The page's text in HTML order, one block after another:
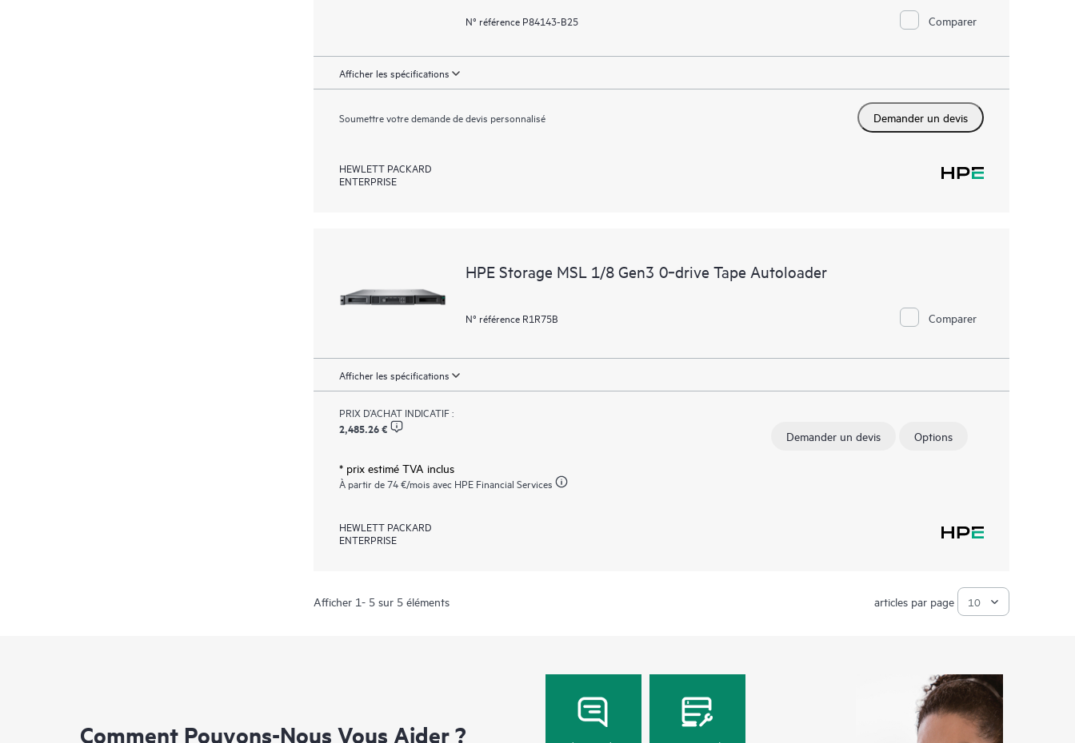
N° référence P84143-B25 Comparer
Afficher les spécifications
Soumettre votre demande de devis personnalisé Demander un devis
HEWLETT PACKARD
ENTERPRISE
HPE Storage MSL 1/8 Gen3 0‑drive Tape Autoloader
N° référence R1R75B Comparer
Afficher les spécifications
PRIX D’ACHAT INDICATIF :
2,485.26 €
* prix estimé TVA inclus
À partir de74 €/mois avec HPE Financial Services
Options
Demander un devis
HEWLETT PACKARD
ENTERPRISE
Afficher 1- 5 sur 5 éléments articles par page
Comment Pouvons-Nous Vous Aider ?